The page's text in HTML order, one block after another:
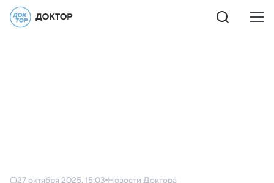
27 октября 2025, 15:03 Новости Доктора